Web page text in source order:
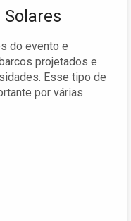
do evento e
projetados e
Esse tipo de
por várias